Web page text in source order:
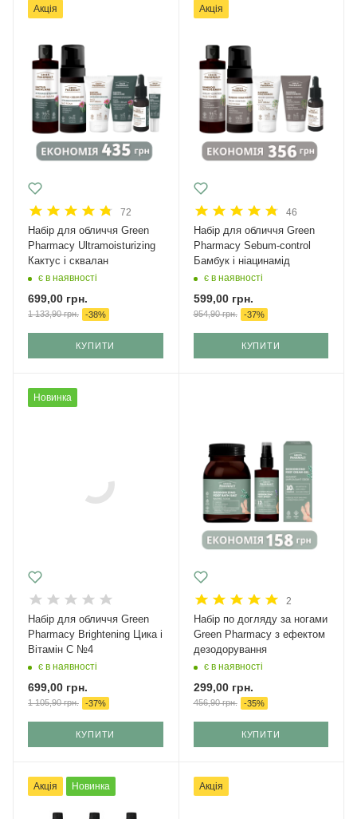
Акція
72
Набір для обличчя Green
Рharmacy Ultramoisturizing
Кактус і сквалан
є в наявності
699,00 грн.
1 133,90грн. -38%
КУПИТИ
Акція
46
Набір для обличчя Green
Рharmacy Sebum-control
Бамбук і ніацинамід
є в наявності
599,00грн.
954,90грн. -37%
КУПИТИ
Новинка
Набір для обличчя Green
Рharmacy Brightening Цика і
Вітамін С №4
є в наявності
699,00 грн.
1 105,90грн. -37%
КУПИТИ
2
Набір по догляду за ногами
Green Pharmacy з ефектом
дезодорування
є в наявності
299,00грн.
456,90грн. -35%
КУПИТИ
Акція Новинка Акція